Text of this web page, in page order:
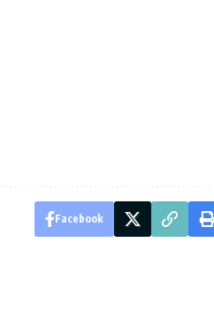
Facebook